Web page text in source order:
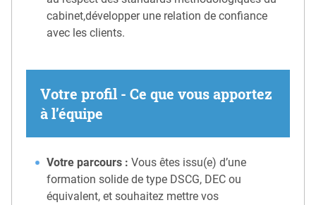
cabinet,développer une relation de confiance
avec les clients.
Votre profil - Ce que vous apportez
à l’équipe
Votre parcours : Vous êtes issu(e) d’une
formation solide de type DSCG, DEC ou
équivalent, et souhaitez mettre vos